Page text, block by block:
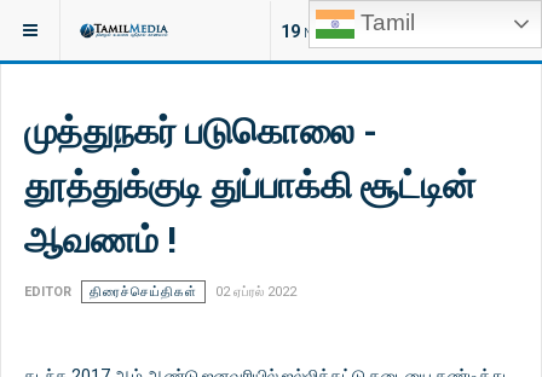
Tamil
19 NEW ARTICLES
இருக்குமிடம்: சினிமா
முத்துநகர் படுகொலை -
தூத்துக்குடி துப்பாக்கி சூட்டின்
ஆவணம் !
EDITOR திரைச்செய்திகள் 02 ஏப்ரல் 2022